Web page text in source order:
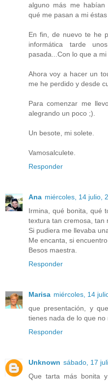
alguno más me habían
qué me pasan a mi
En fin, de nuevo te he
informática tarde
pasada...Con lo que a
Ahora voy a hacer un
me he perdido y desde
Para comenzar me
alegrando un poco ;).
Un besote, mi solete.
Vamosalculete.
Responder
Ana miércoles, 14 julio,
Irmina, qué bonita, qué
textura tan cremosa, tan
Si pudiera me llevaba
Me encanta, si
Besos maestra.
Responder
Marisa miércoles, 14
que presentación, y
tienes nada de lo que
Responder
Unknown sábado, 17
Que tarta más bonita